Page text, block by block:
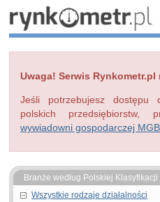
Uwaga! Serwis
Jeśli potrzebujesz dostępu
polskich przedsiębiorstw,
wywiadowni gospodarczej
Branże według Polskiej
Wszystkie rodzaje działalności